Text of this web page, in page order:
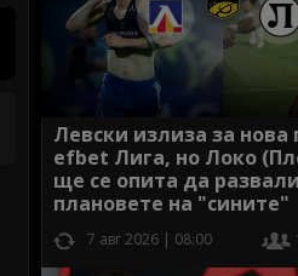
Левски излиза за нова
efbet Лига, но Локо
ще се опита да развали
плановете на "сините"
7 авг 2026 | 08:00